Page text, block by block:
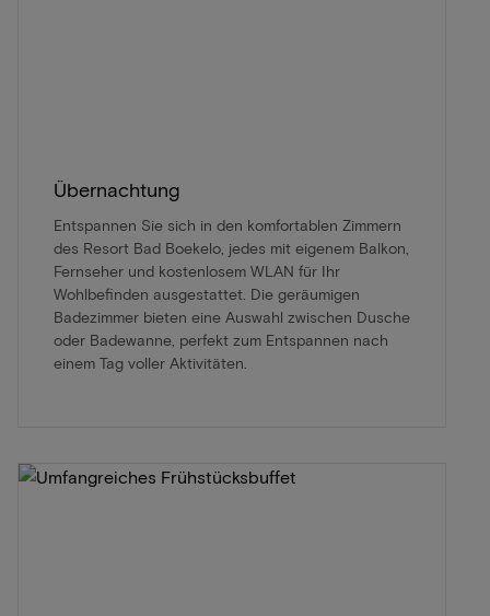
Übernachtung
Entspannen Sie sich in den komfortablen Zimmern
des Resort Bad Boekelo, jedes mit eigenem Balkon,
Fernseher und kostenlosem WLAN für Ihr
Wohlbefinden ausgestattet. Die geräumigen
Badezimmer bieten eine Auswahl zwischen Dusche
oder Badewanne, perfekt zum Entspannen nach
einem Tag voller Aktivitäten.